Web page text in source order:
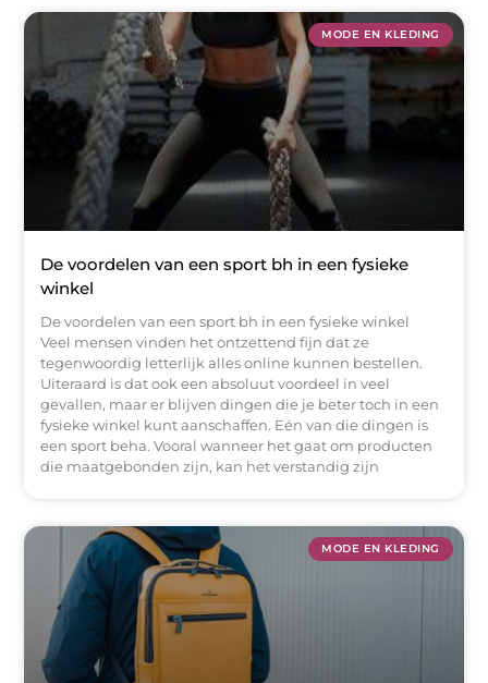
MODE EN KLEDING
De voordelen van een sport bh in een fysieke
winkel
De voordelen van een sport bh in een fysieke winkel
Veel mensen vinden het ontzettend fijn dat ze
tegenwoordig letterlijk alles online kunnen bestellen.
Uiteraard is dat ook een absoluut voordeel in veel
gevallen, maar er blijven dingen die je beter toch in een
fysieke winkel kunt aanschaffen. Eén van die dingen is
een sport beha. Vooral wanneer het gaat om producten
die maatgebonden zijn, kan het verstandig zijn
MODE EN KLEDING